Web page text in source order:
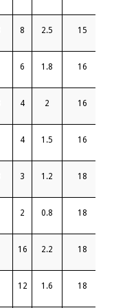
8 2.5 15
6 1.8 16
4 2 16
4 1.5 16
3 1.2 18
2 0.8 18
16 2.2 18
12 1.6 18